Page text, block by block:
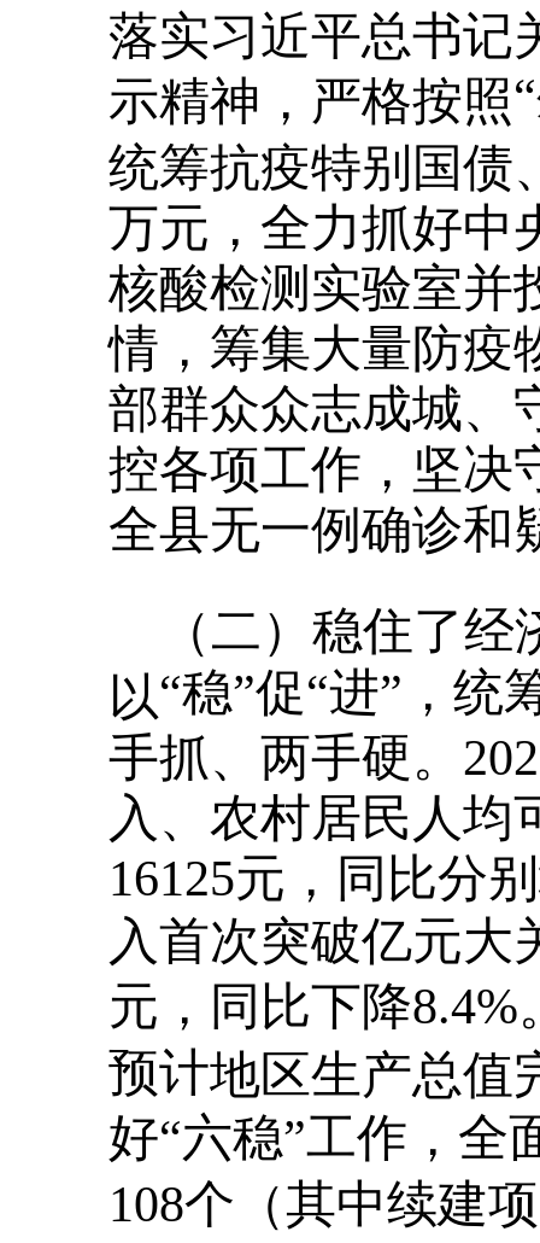
落实习近平总书记
示精神，严格按照
统筹抗疫特别国债
万元，全力抓好中
核酸检测实验室并
情，筹集大量防疫
部群众众志成城、
控各项工作，坚决
全县无一例确诊和
（二）稳住了经
以“稳”促“进”，统
手抓、两手硬。
入、农村居民人均
16125元，同比分
入首次突破亿元大
元，同比下降8.4%
预计地区生产总值
好“六稳”工作，全
108个（其中续建